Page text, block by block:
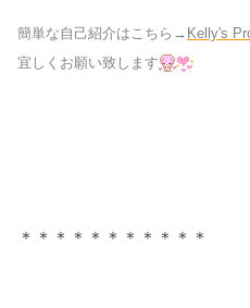
簡単な自己紹介はこちら→ Kelly's
宜しくお願い致します
＊＊＊＊＊＊＊＊＊＊＊